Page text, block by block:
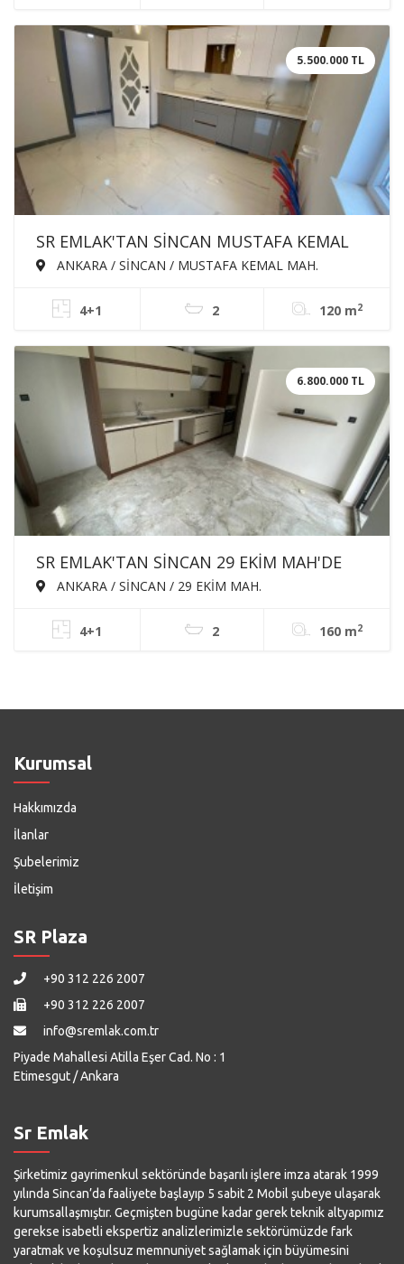
5.500.000 TL
SR EMLAK'TAN SİNCAN MUSTAFA KEMAL
MAH'DE 4+1 120m² EBEVEYN BANYOLU
SATILIK DAİRE
ANKARA / SİNCAN / MUSTAFA KEMAL MAH.
4+1 2 120 m2
6.800.000 TL
SR EMLAK'TAN SİNCAN 29 EKİM MAH'DE
4+1 160m² EBEVEYN BANYOLU GİYSİ ODALI
ANKARA / SİNCAN / 29 EKİM MAH.
4+1 2 160 m2
Kurumsal
Hakkımızda
İlanlar
Şubelerimiz
İletişim
SR Plaza
+90 312 226 2007
+90 312 226 2007
info@sremlak.com.tr
Piyade Mahallesi Atilla Eşer Cad. No : 1
Etimesgut / Ankara
Sr Emlak
Şirketimiz gayrimenkul sektöründe başarılı işlere imza atarak 1999
yılında Sincan’da faaliyete başlayıp 5 sabit 2 Mobil şubeye ulaşarak
kurumsallaşmıştır. Geçmişten bugüne kadar gerek teknik altyapımız
gerekse isabetli ekspertiz analizlerimizle sektörümüzde fark
yaratmak ve koşulsuz memnuniyet sağlamak için büyümesini